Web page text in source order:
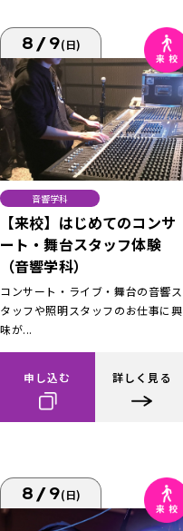
8/9(日)
音響学科
【来校】はじめてのコンサ
ート・舞台スタッフ体験
（音響学科）
コンサート・ライブ・舞台の音響ス
タッフや照明スタッフのお仕事に興
味が...
申し込む 詳しく見る
8/9(日)